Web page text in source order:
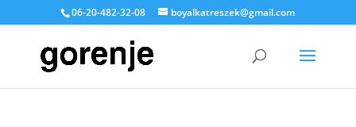
06-20-482-32-08 boyalkatreszek@gmail.com